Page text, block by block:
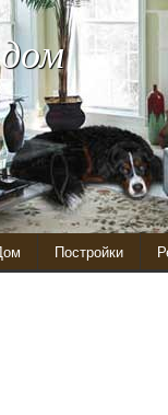
Постройки